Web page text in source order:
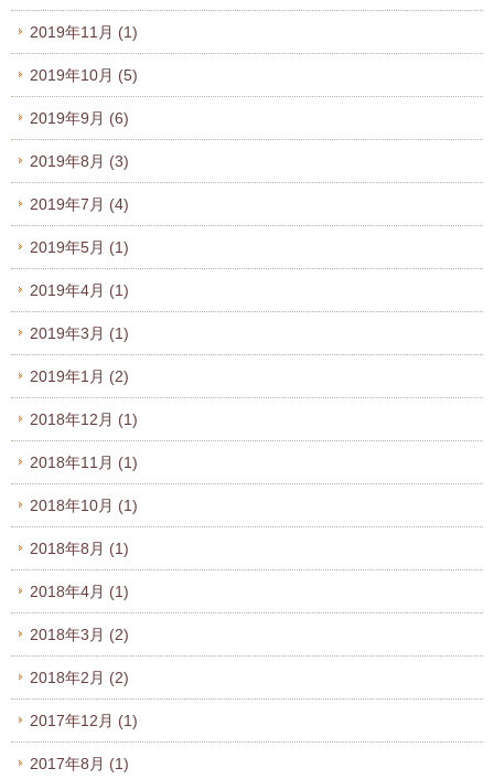
2019年11月 (1)
2019年10月 (5)
2019年9月 (6)
2019年8月 (3)
2019年7月 (4)
2019年5月 (1)
2019年4月 (1)
2019年3月 (1)
2019年1月 (2)
2018年12月 (1)
2018年11月 (1)
2018年10月 (1)
2018年8月 (1)
2018年4月 (1)
2018年3月 (2)
2018年2月 (2)
2017年12月 (1)
2017年8月 (1)